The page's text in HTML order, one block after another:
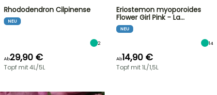
Rhododendron Cilpinense
NEU
2
Ab29,90 €
Topf mit 4L/5L
Eriostemon myoporoides
Flower Girl Pink - La…
NEU
14
Ab14,90 €
Topf mit 1L/1,5L